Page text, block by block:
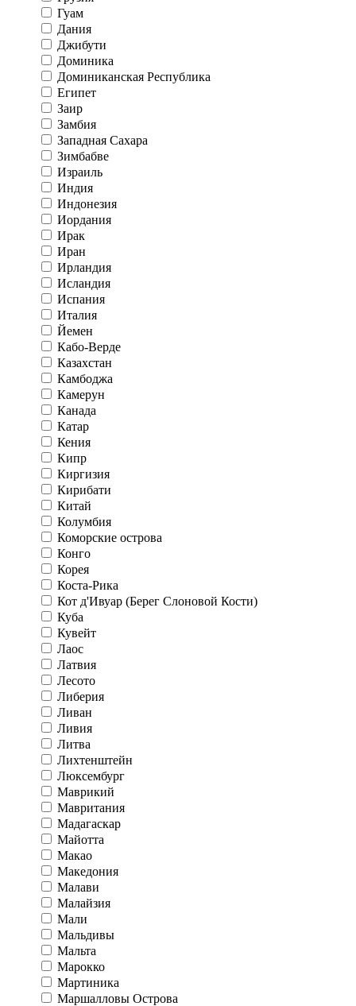
Гуам
Дания
Джибути
Доминика
Доминиканская Республика
Египет
Заир
Замбия
Западная Сахара
Зимбабве
Израиль
Индия
Индонезия
Иордания
Ирак
Иран
Ирландия
Исландия
Испания
Италия
Йемен
Кабо-Верде
Казахстан
Камбоджа
Камерун
Канада
Катар
Кения
Кипр
Киргизия
Кирибати
Китай
Колумбия
Коморские острова
Конго
Корея
Коста-Рика
Кот д'Ивуар (Берег Слоновой Кости)
Куба
Кувейт
Лаос
Латвия
Лесото
Либерия
Ливан
Ливия
Литва
Лихтенштейн
Люксембург
Маврикий
Мавритания
Мадагаскар
Майотта
Макао
Македония
Малави
Малайзия
Мали
Мальдивы
Мальта
Марокко
Мартиника
Маршалловы Острова